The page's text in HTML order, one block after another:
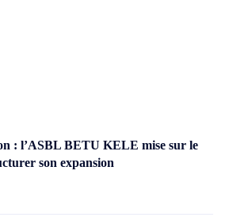
: l’ASBL BETU KELE mise sur le
son expansion